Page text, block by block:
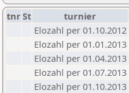
tnrSt turnier
Elozahl per 01.10.2012
Elozahl per 01.01.2013
Elozahl per 01.04.2013
Elozahl per 01.07.2013
Elozahl per 01.10.2013